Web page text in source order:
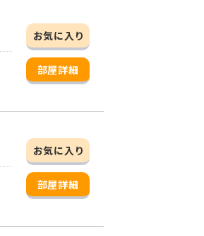
お気に入り
部屋詳細
お気に入り
部屋詳細